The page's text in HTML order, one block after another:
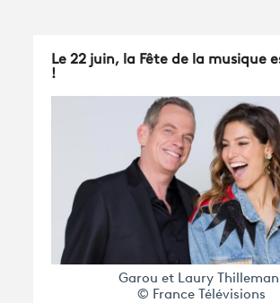
Le 22 juin, la Fête de la musique
!
Garou et Laury
© France Télévisions